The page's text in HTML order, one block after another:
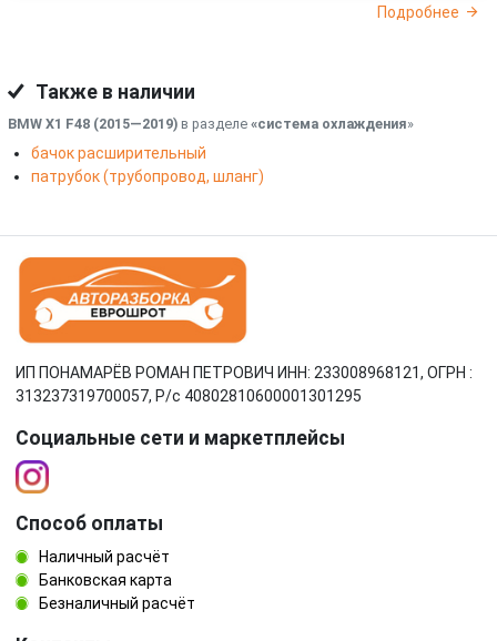
Подробнее
Также в наличии
BMW X1 F48 (2015—2019) в разделе «система охлаждения»
бачок расширительный
патрубок (трубопровод, шланг)
ИП ПОНАМАРЁВ РОМАН ПЕТРОВИЧ ИНН: 233008968121, ОГРН :
313237319700057, Р/c 40802810600001301295
Социальные сети и маркетплейсы
Способ оплаты
Наличный расчёт
Банковская карта
Безналичный расчёт